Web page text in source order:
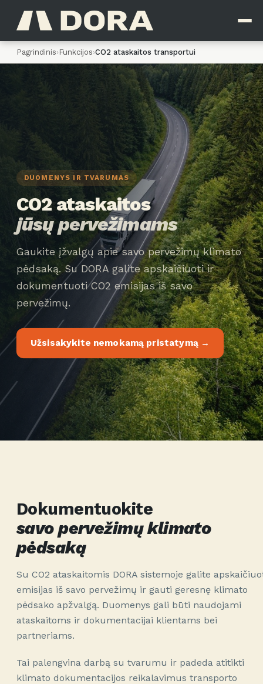
Pagrindinis› Funkcijos›CO2 ataskaitos transportui
DUOMENYS IR TVARUMAS
CO2 ataskaitos
jūsų pervežimams
Gaukite įžvalgų apie savo pervežimų klimato
pėdsaką. Su DORA galite apskaičiuoti ir
dokumentuoti CO2 emisijas iš savo
pervežimų.
Užsisakykite nemokamą pristatymą →
Dokumentuokite
savo pervežimų klimato
pėdsaką
Su CO2 ataskaitomis DORA sistemoje galite
emisijas iš savo pervežimų ir gauti geresnę klimato
pėdsako apžvalgą. Duomenys gali būti naudojami
ataskaitoms ir dokumentacijai klientams bei
partneriams.
Tai palengvina darbą su tvarumu ir padeda atitikti
klimato dokumentacijos reikalavimus transporto